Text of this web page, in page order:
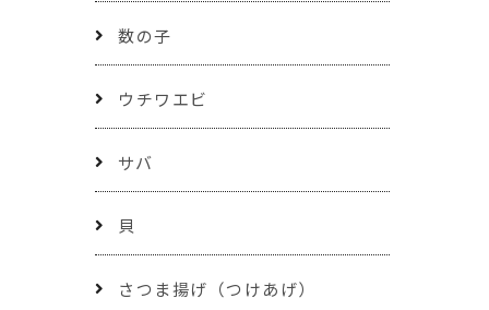
数の子
ウチワエビ
サバ
貝
さつま揚げ（つけあげ）